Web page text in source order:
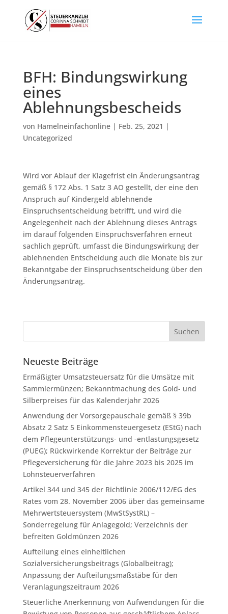
BFH: Bindungswirkung
eines
Ablehnungsbescheids
von Hamelneinfachonline| Feb. 25, 2021 |
Uncategorized
Wird vor Ablauf der Klagefrist ein Änderungsantrag
gemäß § 172 Abs. 1 Satz 3 AO gestellt, der eine den
Anspruch auf Kindergeld ablehnende
Einspruchsentscheidung betrifft, und wird die
Angelegenheit nach der Ablehnung dieses Antrags
im darauf folgenden Einspruchsverfahren erneut
sachlich geprüft, umfasst die Bindungswirkung der
ablehnenden Entscheidung auch die Monate bis zur
Bekanntgabe der Einspruchsentscheidung über den
Änderungsantrag.
Neueste Beiträge
Ermäßigter Umsatzsteuersatz für die Umsätze mit
Sammlermünzen; Bekanntmachung des Gold- und
Silberpreises für das Kalenderjahr 2026
Anwendung der Vorsorgepauschale gemäß § 39b
Absatz 2 Satz 5 Einkommensteuergesetz (EStG) nach
dem Pflegeunterstützungs- und -entlastungsgesetz
(PUEG); Rückwirkende Korrektur der Beiträge zur
Pflegeversicherung für die Jahre 2023 bis 2025 im
Lohnsteuerverfahren
Artikel 344 und 345 der Richtlinie 2006/112/EG des
Rates vom 28. November 2006 über das gemeinsame
Mehrwertsteuersystem (MwStSystRL) –
Sonderregelung für Anlagegold; Verzeichnis der
befreiten Goldmünzen 2026
Aufteilung eines einheitlichen
Sozialversicherungsbeitrags (Globalbeitrag);
Anpassung der Aufteilungsmaßstäbe für den
Veranlagungszeitraum 2026
Steuerliche Anerkennung von Aufwendungen für die